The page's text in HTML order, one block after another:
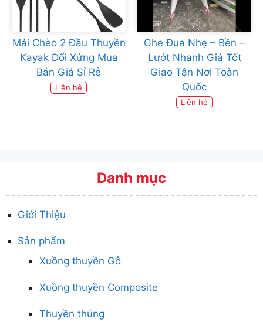
Mái Chèo 2 Đầu Thuyền
Kayak Đối Xứng Mua
Bán Giá Sỉ Rẻ
Liên hệ
Ghe Đua Nhẹ – Bền –
Lướt Nhanh Giá Tốt
Giao Tận Nơi Toàn
Quốc
Liên hệ
Danh mục
Giới Thiệu
Sản phẩm
Xuồng thuyền Gỗ
Xuồng thuyền Composite
Thuyền thúng